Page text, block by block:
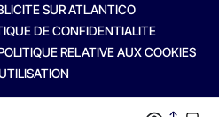
SUR ATLANTICO
DE CONFIDENTIALITE
RELATIVE AUX COOKIES